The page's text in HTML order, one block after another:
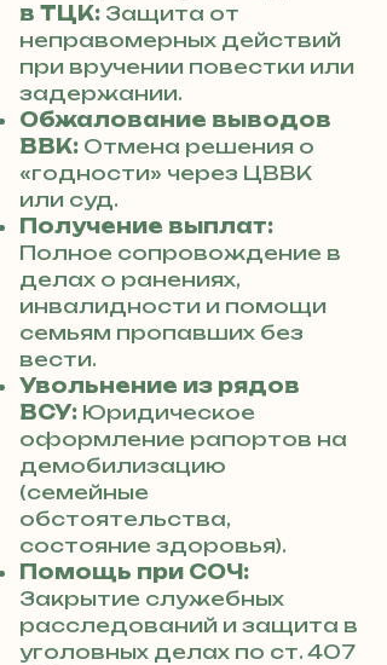
в ТЦК: Защита от
неправомерных действий
при вручении повестки или
задержании.
Обжалование выводов
ВВК: Отмена решения о
«годности» через ЦВВК
или суд.
Получение выплат:
Полное сопровождение в
делах о ранениях,
инвалидности и помощи
семьям пропавших без
вести.
Увольнение из рядов
ВСУ: Юридическое
оформление рапортов на
демобилизацию
(семейные
обстоятельства,
состояние здоровья).
Помощь при СОЧ:
Закрытие служебных
расследований и защита в
уголовных делах по ст. 407